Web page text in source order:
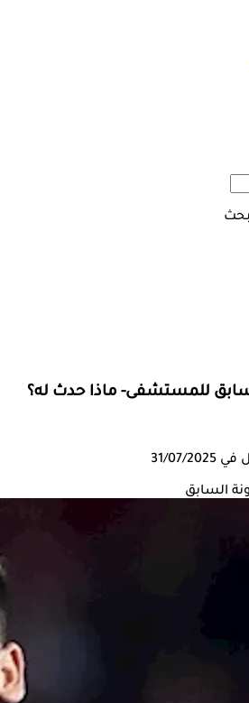
للمستشفى- ماذا حدث له؟
07/2025
السابق